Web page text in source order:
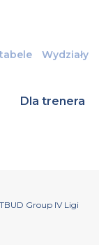
Wydziały
Dla trenera
Group IV Ligi